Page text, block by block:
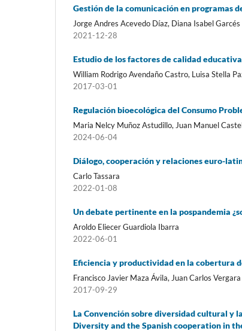
Gestión de la comunicación en programas
Jorge Andres Acevedo Díaz, Diana Isabel
2021-12-28
Estudio de los factores de calidad
William Rodrigo Avendaño Castro, Luisa Stella
2017-03-01
Regulación bioecológica del Consumo
Maria Nelcy Muñoz Astudillo, Juan Manuel
2024-06-04
Diálogo, cooperación y relaciones euro-
Carlo Tassara
2022-01-08
Un debate pertinente en la pospandemia
Aroldo Eliecer Guardiola Ibarra
2022-06-01
Eficiencia y productividad en la cobertura
Francisco Javier Maza Ávila, Juan Carlos
2017-09-29
La Convención sobre diversidad cultural y
Diversity and the Spanish cooperation in